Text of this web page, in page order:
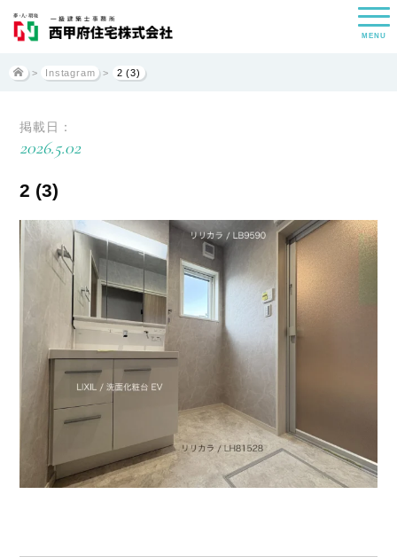
MENU
> Instagram > 2 (3)
掲載日：
2026.5.02
2 (3)